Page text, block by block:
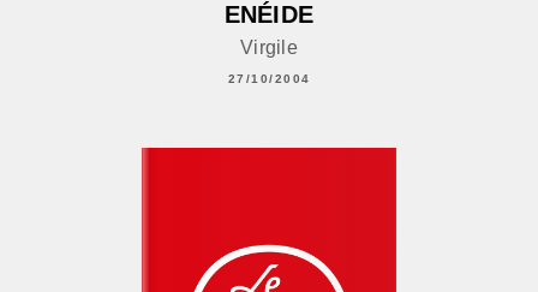
ENÉIDE
Virgile
27/10/2004